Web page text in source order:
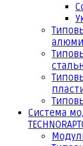
Система